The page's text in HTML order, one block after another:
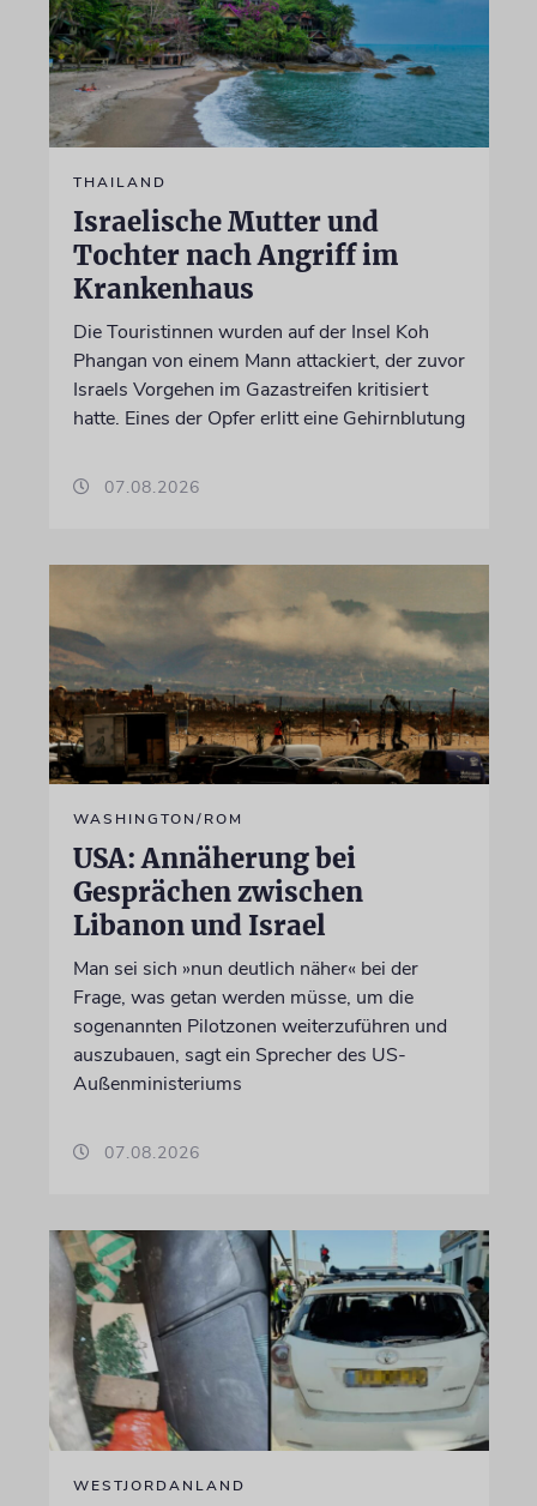
THAILAND
Israelische Mutter und
Tochter nach Angriff im
Krankenhaus
Die Touristinnen wurden auf der Insel Koh
Phangan von einem Mann attackiert, der zuvor
Israels Vorgehen im Gazastreifen kritisiert
hatte. Eines der Opfer erlitt eine Gehirnblutung
07.08.2026
WASHINGTON/ROM
USA: Annäherung bei
Gesprächen zwischen
Libanon und Israel
Man sei sich »nun deutlich näher« bei der
Frage, was getan werden müsse, um die
sogenannten Pilotzonen weiterzuführen und
auszubauen, sagt ein Sprecher des US-
Außenministeriums
07.08.2026
WESTJORDANLAND